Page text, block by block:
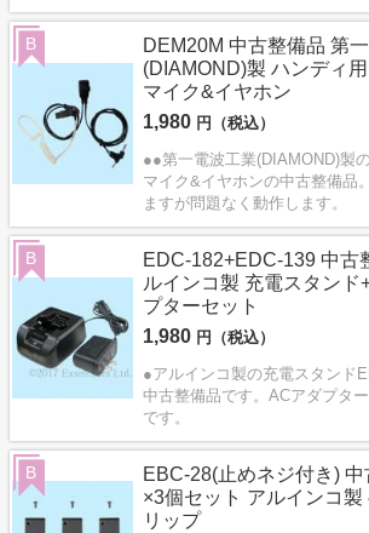
DEM20M 中古整備品 第
(DIAMOND)製 ハンディ
マイク&イヤホン
1,980 円（税込）
●●第一電波工業(DIAMOND)製
マイク&イヤホンの中古整備品
ますが問題なく動作します。
B
EDC-182+EDC-139 中古
ルインコ製 充電スタンド
プターセット
1,980 円（税込）
●アルインコ製の充電スタンド
中古整備品です。ACアダプタ
です。
B
EBC-28(止めネジ付き) 中
×3個セット アルインコ製
リップ
B